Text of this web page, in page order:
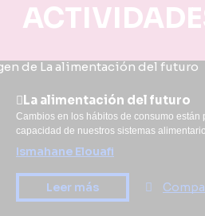
La alimentación del futuro
Cambios en los hábitos de consumo están
capacidad de nuestros sistemas
Ismahane Elouafi
Leer más